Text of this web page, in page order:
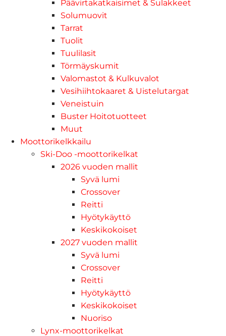
Päävirtakatkaisimet & Sulakkeet
Solumuovit
Tarrat
Tuolit
Tuulilasit
Törmäyskumit
Valomastot & Kulkuvalot
Vesihiihtokaaret & Uistelutargat
Veneistuin
Buster Hoitotuotteet
Muut
Moottorikelkkailu
Ski-Doo -moottorikelkat
2026 vuoden mallit
Syvä lumi
Crossover
Reitti
Hyötykäyttö
Keskikokoiset
2027 vuoden mallit
Syvä lumi
Crossover
Reitti
Hyötykäyttö
Keskikokoiset
Nuoriso
Lynx-moottorikelkat